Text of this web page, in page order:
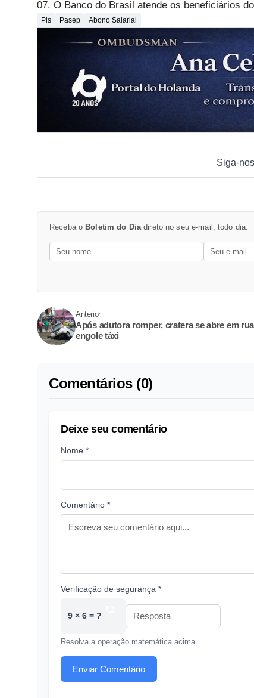
07. O Banco do Brasil atende os beneficiários
Pis Pasep Abono Salarial
Siga-
Receba o Boletim do Diadireto no seu e-mail, todo dia.
Anterior
Após adutora romper, cratera se abre em
engole táxi
Comentários (0)
Deixe seu comentário
Nome *
Comentário *
Verificação de segurança *
9 × 6 = ?
Resolva a operação matemática acima
Enviar Comentário